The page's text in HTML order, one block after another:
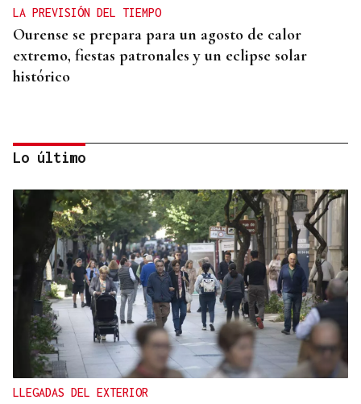
LA PREVISIÓN DEL TIEMPO
Ourense se prepara para un agosto de calor
extremo, fiestas patronales y un eclipse solar
histórico
PREVISIÓN DEL TIEMPO
La ola de calor prepara un fin de semana con altas
temperaturas en Ourense
Lo último
LLEGADAS DEL EXTERIOR